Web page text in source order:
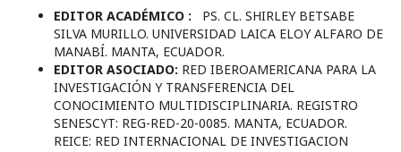
EDITOR ACADÉMICO : PS. CL. SHIRLEY BETSABE
SILVA MURILLO. UNIVERSIDAD LAICA ELOY ALFARO DE
MANABÍ. MANTA, ECUADOR.
EDITOR ASOCIADO: RED IBEROAMERICANA PARA LA
INVESTIGACIÓN Y TRANSFERENCIA DEL
CONOCIMIENTO MULTIDISCIPLINARIA. REGISTRO
SENESCYT: REG-RED-20-0085. MANTA, ECUADOR.
REICE: RED INTERNACIONAL DE INVESTIGACION